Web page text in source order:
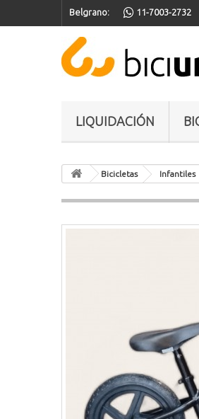
Belgrano: 11-7003-2732
LIQUIDACIÓN
Bicicletas Infantiles